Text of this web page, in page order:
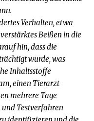
Verhalten, etwa
Beißen in die
hin, dass die
wurde, was
Inhaltsstoffe
einen Tierarzt
mehrere Tage
Testverfahren